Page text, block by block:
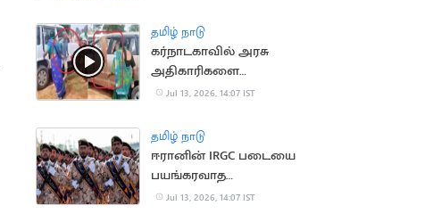
தமிழ் நாடு
கர்நாடகாவில் அரசு
அதிகாரிகளை
துடைப்பத்தால்
Jul 13, 2026, 14:07 IST
தமிழ் நாடு
ஈரானின் IRGC படையை
பயங்கரவாத
அமைப்பாக அறிவித்தது
Jul 13, 2026, 14:07 IST